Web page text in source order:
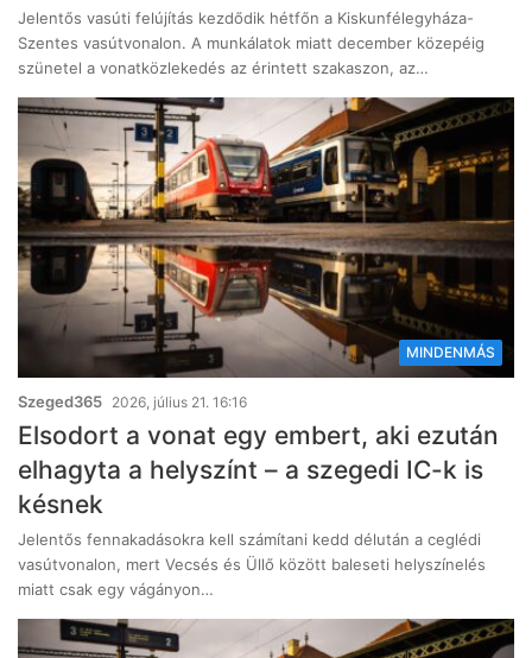
Jelentős vasúti felújítás kezdődik hétfőn a Kiskunfélegyháza-
Szentes vasútvonalon. A munkálatok miatt december közepéig
szünetel a vonatközlekedés az érintett szakaszon, az…
MINDENMÁS
Szeged365 2026, július 21. 16:16
Elsodort a vonat egy embert, aki ezután
elhagyta a helyszínt – a szegedi IC-k is
késnek
Jelentős fennakadásokra kell számítani kedd délután a ceglédi
vasútvonalon, mert Vecsés és Üllő között baleseti helyszínelés
miatt csak egy vágányon…